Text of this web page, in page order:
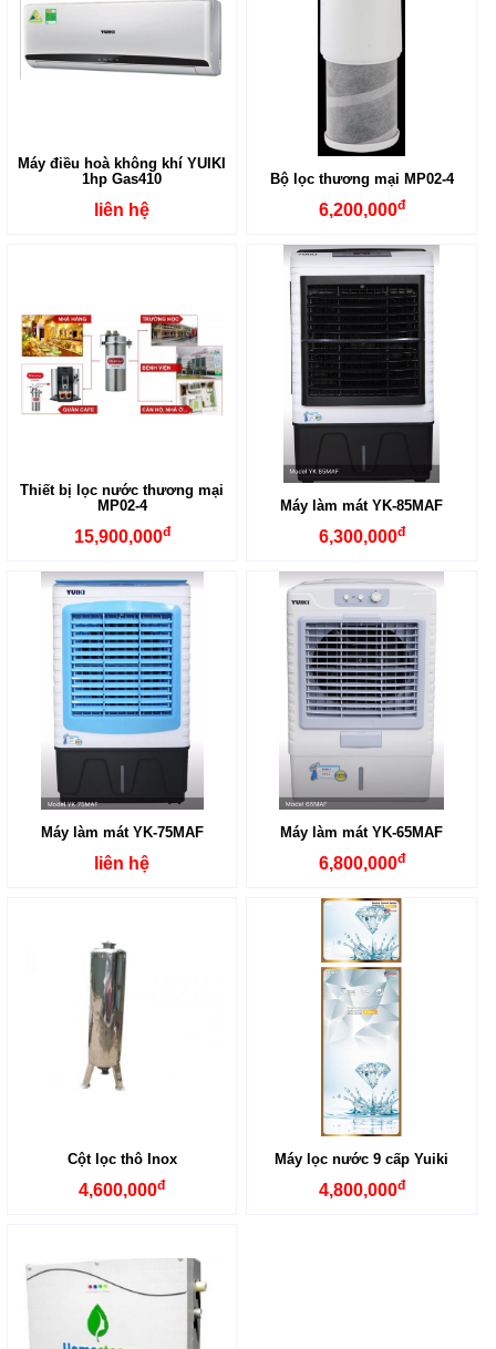
Máy điều hoà không khí YUIKI
1hp Gas410
liên hệ
Bộ lọc thương mại MP02-4
6,200,000đ
Thiết bị lọc nước thương mại
MP02-4
15,900,000đ
Máy làm mát YK-85MAF
6,300,000đ
Máy làm mát YK-75MAF
liên hệ
Máy làm mát YK-65MAF
6,800,000đ
Cột lọc thô Inox
4,600,000đ
Máy lọc nước 9 cấp Yuiki
4,800,000đ